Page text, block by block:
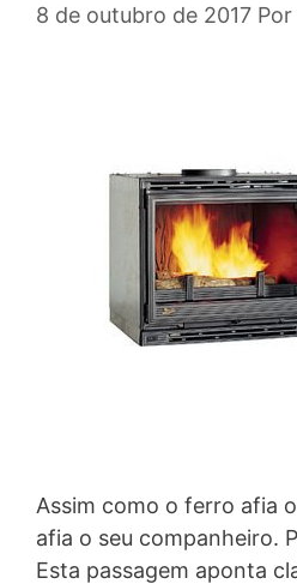
8 de outubro de 2017 Por
Assim como o ferro afia
afia o seu companheiro.
Esta passagem aponta